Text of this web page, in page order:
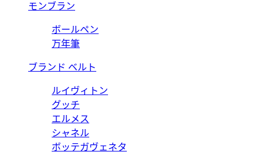
モンブラン
ボールペン
万年筆
ブランド ベルト
ルイヴィトン
グッチ
エルメス
シャネル
ボッテガヴェネタ